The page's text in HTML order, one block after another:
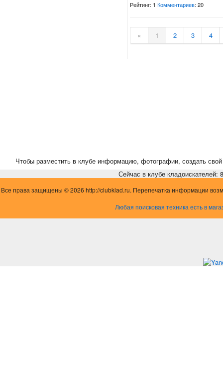
Рейтинг: 1Комментариев: 20
« 1 2 3 4
Чтобы разместить в клубе информацию, фотографии, создать свой
Сейчас в клубе кладоискателей:
Все права защищены © 2026 http://clubklad.ru. Перепечатка информации
Любая поисковая техника есть в